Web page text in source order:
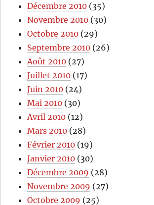
Décembre 2010 (35)
Novembre 2010 (30)
Octobre 2010 (29)
Septembre 2010 (26)
Août 2010 (27)
Juillet 2010 (17)
Juin 2010 (24)
Mai 2010 (30)
Avril 2010 (12)
Mars 2010 (28)
Février 2010 (19)
Janvier 2010 (30)
Décembre 2009 (28)
Novembre 2009 (27)
Octobre 2009 (25)